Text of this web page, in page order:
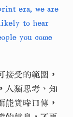
era, we are
to hear
you come
接受的範圍，
人類思考、知
能實時口傳，